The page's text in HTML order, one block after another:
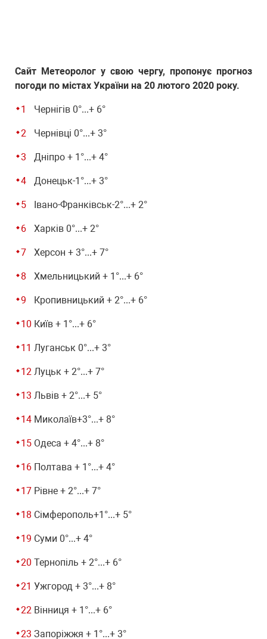
Сайт Метеоролог у свою чергу, пропонує прогноз
погоди по містах України на 20 лютого 2020 року.
Чернігів 0°...+ 6°
Чернівці 0°...+ 3°
Дніпро + 1°...+ 4°
Донецьк-1°...+ 3°
Івано-Франківськ-2°...+ 2°
Харків 0°...+ 2°
Херсон + 3°...+ 7°
Хмельницький + 1°...+ 6°
Кропивницький + 2°...+ 6°
Київ + 1°...+ 6°
Луганськ 0°...+ 3°
Луцьк + 2°...+ 7°
Львів + 2°...+ 5°
Миколаїв+3°...+ 8°
Одеса + 4°...+ 8°
Полтава + 1°...+ 4°
Рівне + 2°...+ 7°
Сімферополь+1°...+ 5°
Суми 0°...+ 4°
Тернопіль + 2°...+ 6°
Ужгород + 3°...+ 8°
Вінниця + 1°...+ 6°
Запоріжжя + 1°...+ 3°